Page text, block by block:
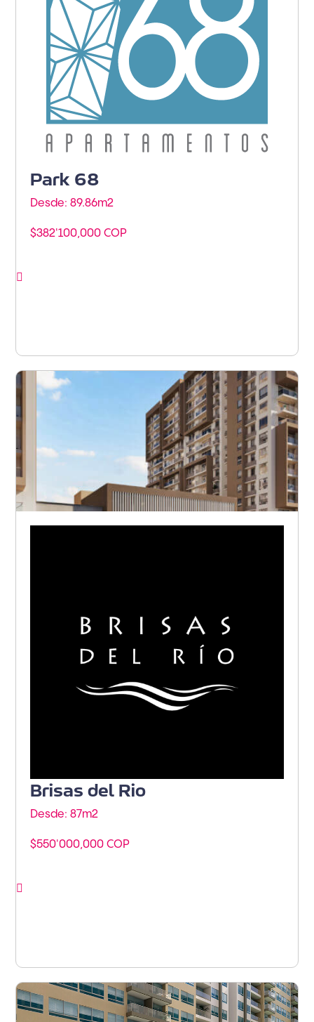
Park 68
Desde: 89.86m2
$382'100,000 COP
Brisas del Rio
Desde: 87m2
$550'000,000 COP